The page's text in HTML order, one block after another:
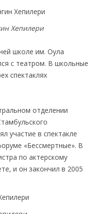
Хепилери
школе им. Оула
с театром. В школьные
спектаклях
отделении
участие в спектакле
«Бессмертные». В
по актерскому
и он закончил в 2005